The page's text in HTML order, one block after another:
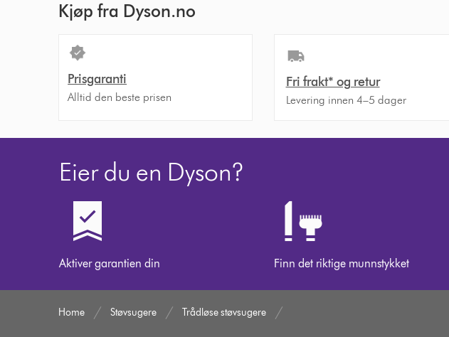
Kjøp fra Dyson.no
Prisgaranti
Alltid den beste prisen
Fri frakt* og retur
Levering innen 4–5 dager
Eier du en Dyson?
Aktiver garantien din Finn det riktige munnstykket
Home Støvsugere Trådløse støvsugere